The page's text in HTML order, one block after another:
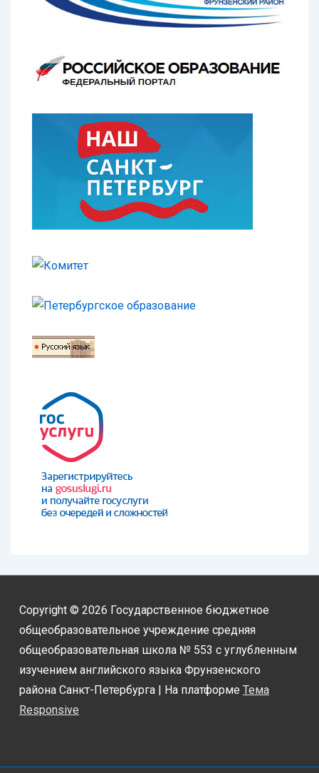
Copyright © 2026 Государственное бюджетное
общеобразовательное учреждение средняя
общеобразовательная школа № 553 с углубленным
изучением английского языка Фрунзенского
района Санкт-Петербурга | На платформе Тема
Responsive